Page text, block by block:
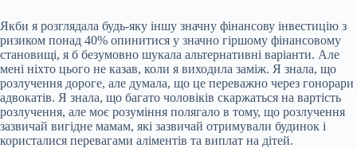
Якби я розглядала будь-яку іншу значну фінансову інвестицію з
ризиком понад 40% опинитися у значно гіршому фінансовому
становищі, я б безумовно шукала альтернативні варіанти. Але
мені ніхто цього не казав, коли я виходила заміж. Я знала, що
розлучення дороге, але думала, що це переважно через гонорари
адвокатів. Я знала, що багато чоловіків скаржаться на вартість
розлучення, але моє розуміння полягало в тому, що розлучення
зазвичай вигідне мамам, які зазвичай отримували будинок і
користалися перевагами аліментів та виплат на дітей.